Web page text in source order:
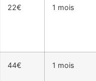
22€ 1 mois
44€ 1 mois